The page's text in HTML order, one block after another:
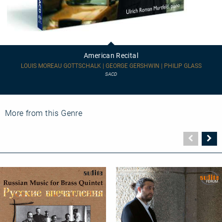
American Recital
LOUIS MOREAU GOTTSCHALK | GEORGE GERSHWIN | PHILIP GLASS
SACD
More from this Genre
Seite